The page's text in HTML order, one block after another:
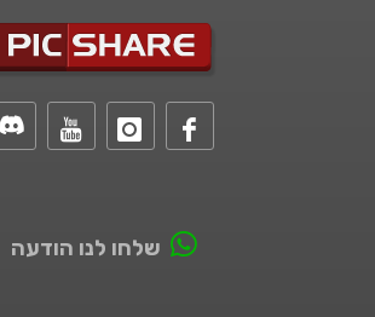
שלחו לנו הודעה